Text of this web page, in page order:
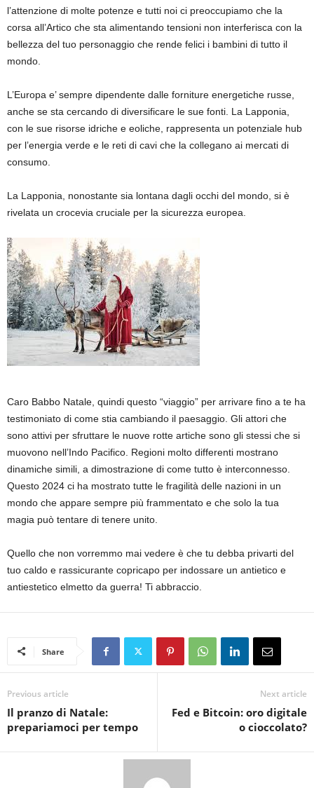
l’attenzione di molte potenze e tutti noi ci preoccupiamo che la
corsa all’Artico che sta alimentando tensioni non interferisca con la
bellezza del tuo personaggio che rende felici i bambini di tutto il
mondo.
L’Europa e’ sempre dipendente dalle forniture energetiche russe,
anche se sta cercando di diversificare le sue fonti. La Lapponia,
con le sue risorse idriche e eoliche, rappresenta un potenziale hub
per l’energia verde e le reti di cavi che la collegano ai mercati di
consumo.
La Lapponia, nonostante sia lontana dagli occhi del mondo, si è
rivelata un crocevia cruciale per la sicurezza europea.
Caro Babbo Natale, quindi questo “viaggio” per arrivare fino a te ha
testimoniato di come stia cambiando il paesaggio. Gli attori che
sono attivi per sfruttare le nuove rotte artiche sono gli stessi che si
muovono nell’Indo Pacifico. Regioni molto differenti mostrano
dinamiche simili, a dimostrazione di come tutto è interconnesso.
Questo 2024 ci ha mostrato tutte le fragilità delle nazioni in un
mondo che appare sempre più frammentato e che solo la tua
magia può tentare di tenere unito.
Quello che non vorremmo mai vedere è che tu debba privarti del
tuo caldo e rassicurante copricapo per indossare un antietico e
antiestetico elmetto da guerra! Ti abbraccio.
Share
Previous article
Il pranzo di Natale:
prepariamoci per tempo
Next article
Fed e Bitcoin: oro digitale
o cioccolato?